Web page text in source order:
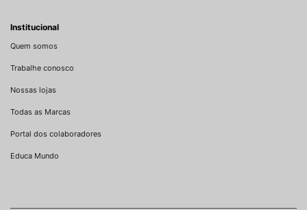
Institucional
Quem somos
Trabalhe conosco
Nossas lojas
Todas as Marcas
Portal dos colaboradores
Educa Mundo